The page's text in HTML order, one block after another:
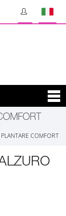
COMFORT